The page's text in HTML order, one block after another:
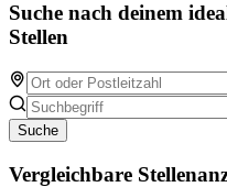
Suche nach deinem
Stellen
Suche
Vergleichbare